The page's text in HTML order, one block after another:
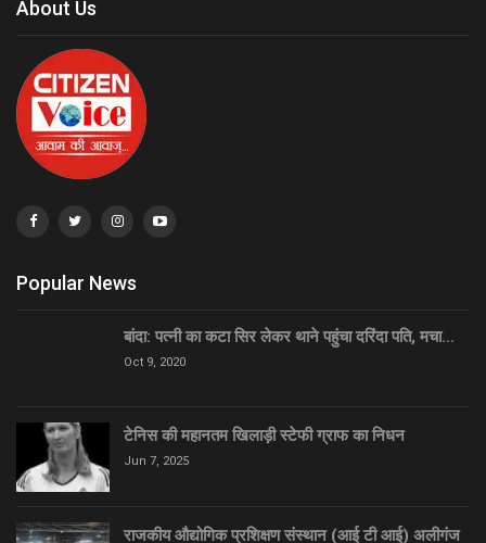
About Us
Popular News
बांदा: पत्नी का कटा सिर लेकर थाने पहुंचा दरिंदा पति, मचा…
Oct 9, 2020
टेनिस की महानतम खिलाड़ी स्टेफी ग्राफ का निधन
Jun 7, 2025
राजकीय औद्योगिक प्रशिक्षण संस्थान (आई टी आई) अलीगंज